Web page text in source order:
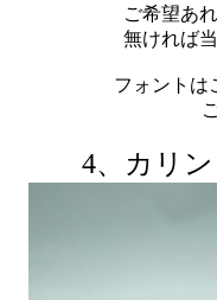
ご希望あ
無ければ
フォントは
ご
4、カリ